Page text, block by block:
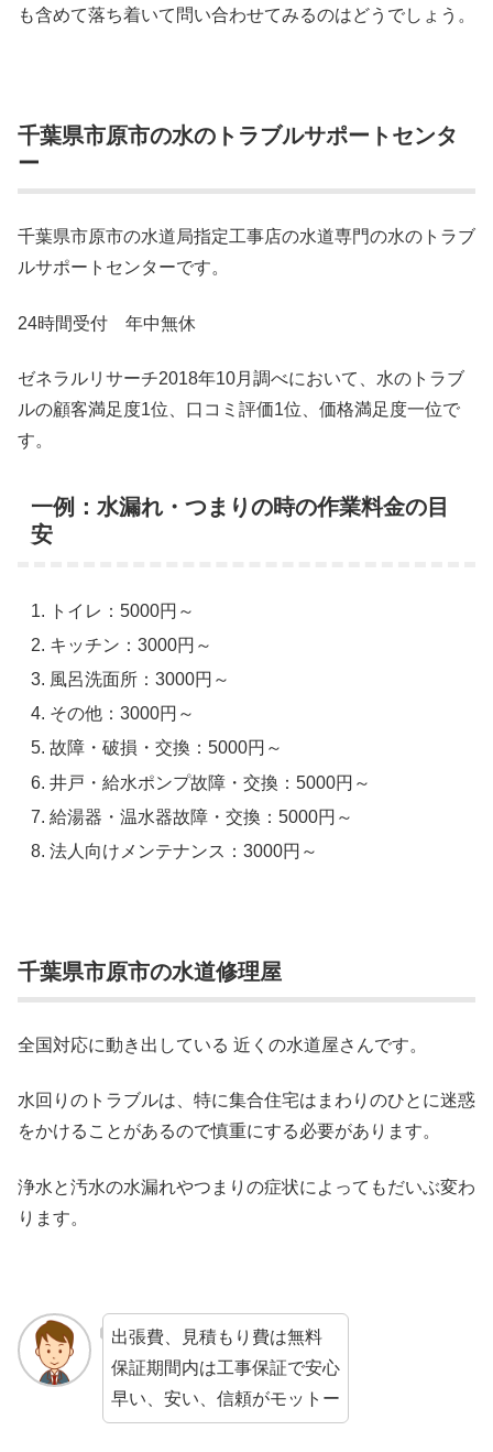
も含めて落ち着いて問い合わせてみるのはどうでしょう。
千葉県市原市の水のトラブルサポートセンタ
ー
千葉県市原市の水道局指定工事店の水道専門の水のトラブ
ルサポートセンターです。
24時間受付 年中無休
ゼネラルリサーチ2018年10月調べにおいて、水のトラブ
ルの顧客満足度1位、口コミ評価1位、価格満足度一位で
す。
一例：水漏れ・つまりの時の作業料金の目
安
トイレ：5000円～
キッチン：3000円～
風呂洗面所：3000円～
その他：3000円～
故障・破損・交換：5000円～
井戸・給水ポンプ故障・交換：5000円～
給湯器・温水器故障・交換：5000円～
法人向けメンテナンス：3000円～
千葉県市原市の水道修理屋
全国対応に動き出している 近くの水道屋さんです。
水回りのトラブルは、特に集合住宅はまわりのひとに迷惑
をかけることがあるので慎重にする必要があります。
浄水と汚水の水漏れやつまりの症状によってもだいぶ変わ
ります。
出張費、見積もり費は無料
保証期間内は工事保証で安心
早い、安い、信頼がモットー